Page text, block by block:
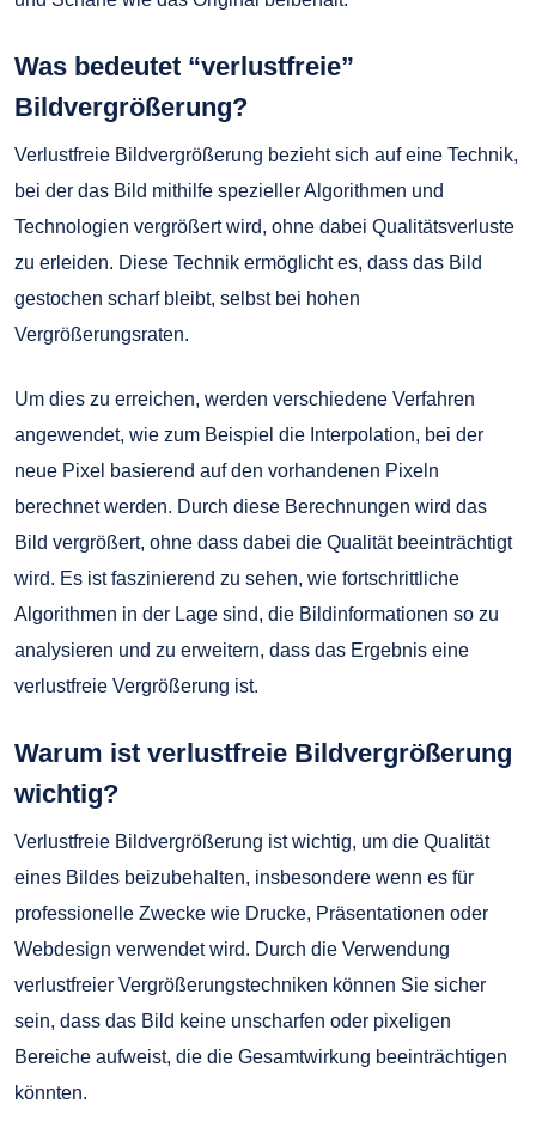
Was bedeutet “verlustfreie”
Bildvergrößerung?
Verlustfreie Bildvergrößerung bezieht sich auf eine Technik,
bei der das Bild mithilfe spezieller Algorithmen und
Technologien vergrößert wird, ohne dabei Qualitätsverluste
zu erleiden. Diese Technik ermöglicht es, dass das Bild
gestochen scharf bleibt, selbst bei hohen
Vergrößerungsraten.
Um dies zu erreichen, werden verschiedene Verfahren
angewendet, wie zum Beispiel die Interpolation, bei der
neue Pixel basierend auf den vorhandenen Pixeln
berechnet werden. Durch diese Berechnungen wird das
Bild vergrößert, ohne dass dabei die Qualität beeinträchtigt
wird. Es ist faszinierend zu sehen, wie fortschrittliche
Algorithmen in der Lage sind, die Bildinformationen so zu
analysieren und zu erweitern, dass das Ergebnis eine
verlustfreie Vergrößerung ist.
Warum ist verlustfreie Bildvergrößerung
wichtig?
Verlustfreie Bildvergrößerung ist wichtig, um die Qualität
eines Bildes beizubehalten, insbesondere wenn es für
professionelle Zwecke wie Drucke, Präsentationen oder
Webdesign verwendet wird. Durch die Verwendung
verlustfreier Vergrößerungstechniken können Sie sicher
sein, dass das Bild keine unscharfen oder pixeligen
Bereiche aufweist, die die Gesamtwirkung beeinträchtigen
könnten.